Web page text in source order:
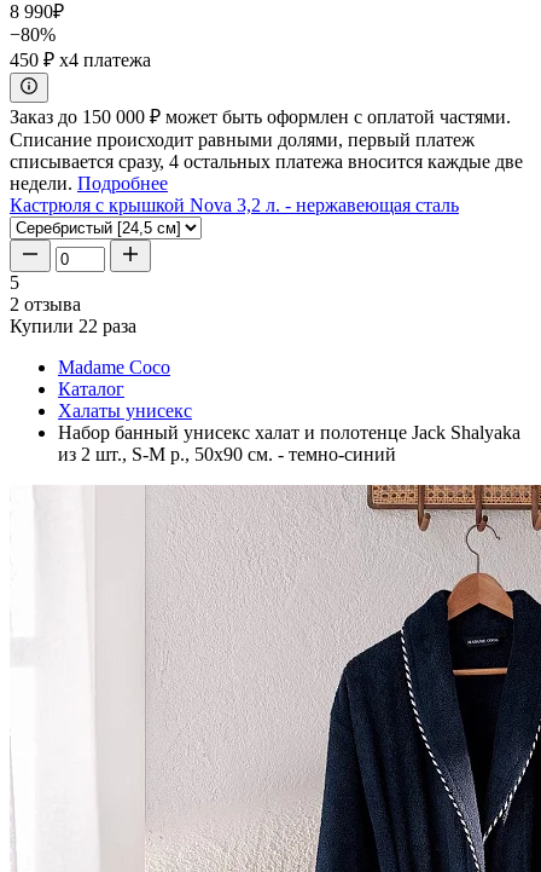
8 990₽
−80%
450 ₽ x4 платежа
Заказ до 150 000 ₽ может быть оформлен с оплатой частями.
Списание происходит равными долями, первый платеж
списывается сразу, 4 остальных платежа вносится каждые две
недели. Подробнее
Кастрюля с крышкой Nova 3,2 л. - нержавеющая сталь
5
2 отзыва
Купили 22 раза
Madame Coco
Каталог
Халаты унисекс
Набор банный унисекс халат и полотенце Jack Shalyaka
из 2 шт., S-M р., 50x90 см. - темно-синий